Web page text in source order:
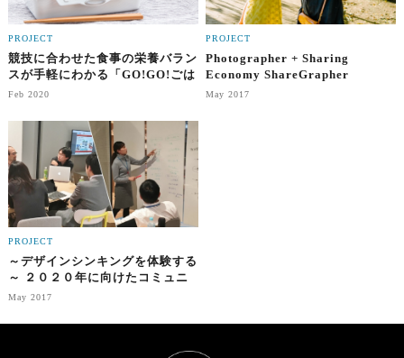
PROJECT
競技に合わせた食事の栄養バラン
スが手軽にわかる「GO!GO!ごは
ん」
Feb 2020
PROJECT
Photographer + Sharing
Economy ShareGrapher
May 2017
PROJECT
～デザインシンキングを体験する
～ ２０２０年に向けたコミュニ
ケーションを再定義せよ
May 2017